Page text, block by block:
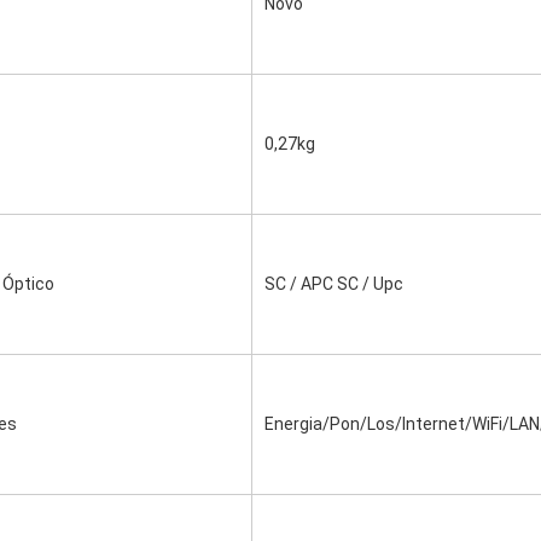
0,27kg
SC / APC SC / Upc
Energia/Pon/Los/Internet/WiFi/